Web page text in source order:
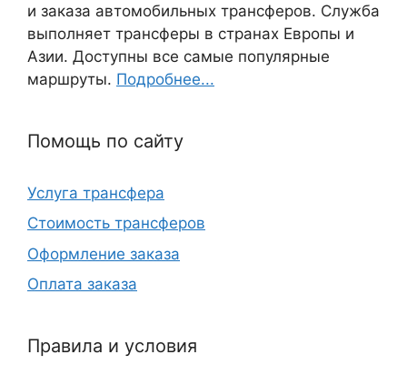
и заказа автомобильных трансферов. Служба
выполняет трансферы в странах Европы и
Азии. Доступны все самые популярные
маршруты. Подробнее...
Помощь по сайту
Услуга трансфера
Стоимость трансферов
Оформление заказа
Оплата заказа
Правила и условия